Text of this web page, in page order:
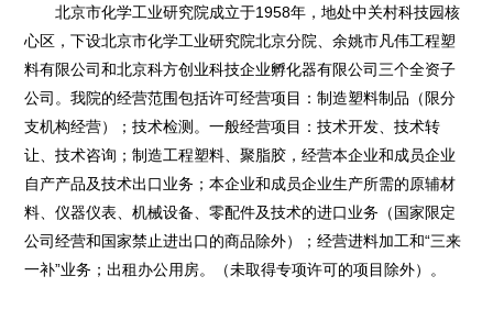
北京市化学工业研究院成立于1958年，地处中关村科技园核
心区，下设北京市化学工业研究院北京分院、余姚市凡伟工程塑
料有限公司和北京科方创业科技企业孵化器有限公司三个全资子
公司。我院的经营范围包括许可经营项目：制造塑料制品（限分
支机构经营）；技术检测。一般经营项目：技术开发、技术转
让、技术咨询；制造工程塑料、聚脂胶，经营本企业和成员企业
自产产品及技术出口业务；本企业和成员企业生产所需的原辅材
料、仪器仪表、机械设备、零配件及技术的进口业务（国家限定
公司经营和国家禁止进出口的商品除外）；经营进料加工和“三来
一补”业务；出租办公用房。（未取得专项许可的项目除外）。